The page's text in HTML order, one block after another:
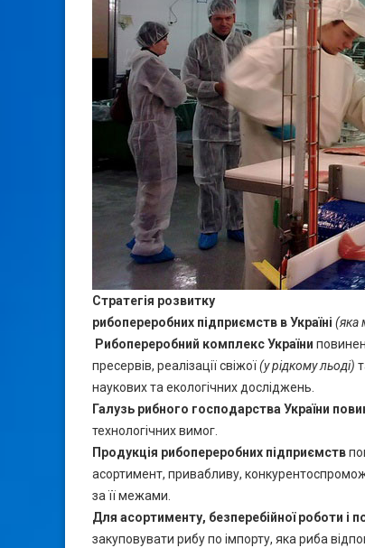
Стратегія розвитку
рибопереробних підприємств в Україні (яка
Рибопереробний комплекс України
пресервів, реалізації свіжої(у рідкому льоді)
наукових та екологічних досліджень.
Галузь рибного господарства України
технологічних вимог.
Продукція рибопереробних підприємств
асортимент, привабливу,
за її межами.
Для асортименту, безперебійної роботи
закуповувати рибу по імпорту, яка риба